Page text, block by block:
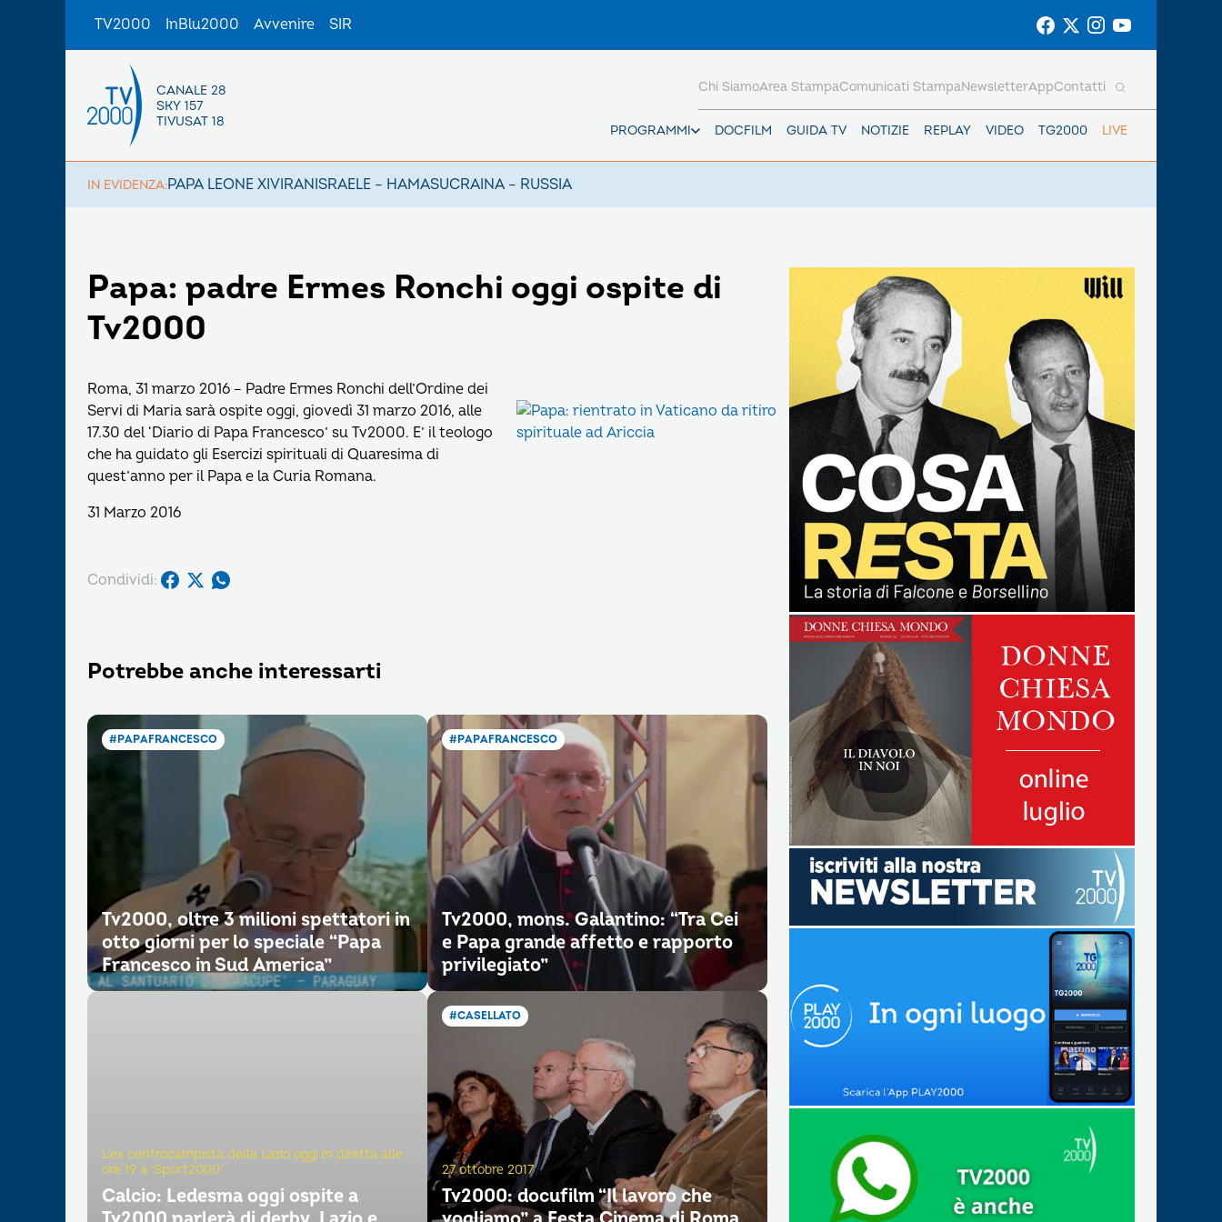
TV2000 InBlu2000 Avvenire SIR
CANALE 28
SKY 157
TIVUSAT 18
PROGRAMMI DOCFILM GUIDA TV NOTIZIE REPLAY VIDEO TG2000 LIVE
Chi SiamoArea StampaComunicati StampaNewsletterAppContatti
IN EVIDENZA:PAPA LEONE XIVIRANISRAELE – HAMASUCRAINA – RUSSIA
Papa: padre Ermes Ronchi oggi ospite di
Tv2000
Roma, 31 marzo 2016 – Padre Ermes Ronchi dell’Ordine dei
Servi di Maria sarà ospite oggi, giovedì 31 marzo 2016, alle
17.30 del ‘Diario di Papa Francesco’ su Tv2000. E’ il teologo
che ha guidato gli Esercizi spirituali di Quaresima di
quest’anno per il Papa e la Curia Romana.
31 Marzo 2016
Condividi:
Potrebbe anche interessarti
#PAPAFRANCESCO
Tv2000, oltre 3 milioni spettatori in
otto giorni per lo speciale “Papa
Francesco in Sud America”
#PAPAFRANCESCO
Tv2000, mons. Galantino: “Tra Cei
e Papa grande affetto e rapporto
privilegiato”
L’ex centrocampista della Lazio oggi in diretta alle
ore 19 a ‘Sport2000’
Calcio: Ledesma oggi ospite a
#CASELLATO
27 ottobre 2017
Tv2000: docufilm “Il lavoro che